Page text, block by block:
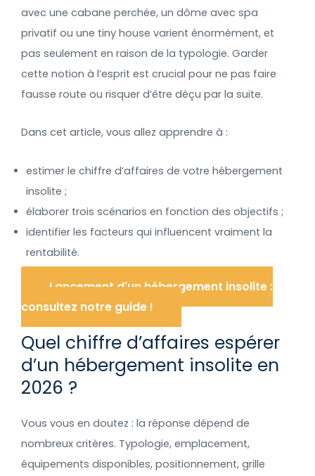
avec une cabane perchée, un dôme avec spa
privatif ou une tiny house varient énormément, et
pas seulement en raison de la typologie. Garder
cette notion à l’esprit est crucial pour ne pas faire
fausse route ou risquer d’être déçu par la suite.
Dans cet article, vous allez apprendre à :
estimer le chiffre d’affaires de votre hébergement
insolite ;
élaborer trois scénarios en fonction des objectifs ;
identifier les facteurs qui influencent vraiment la
rentabilité.
Lancement d'un hébergement insolite :
consultez notre guide !
Quel chiffre d’affaires espérer
d’un hébergement insolite en
2026 ?
Vous vous en doutez : la réponse dépend de
nombreux critères. Typologie, emplacement,
équipements disponibles, positionnement, grille